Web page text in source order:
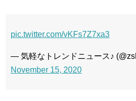
pic.twitter.com/vKFs7Z7xa3
— 気軽なトレンドニュース♪
November 15, 2020